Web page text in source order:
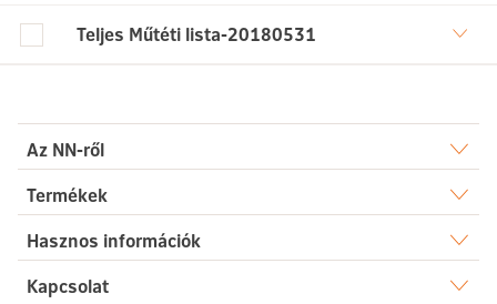
Teljes Műtéti lista-20180531
Az NN-ről
Rólunk
Sajtószoba
Karrier
Termékek
Élet
Egészség
Hasznos információk
Dokumentumtár
Kapcsolat